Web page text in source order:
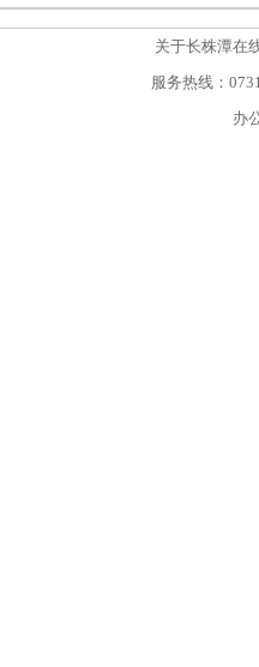
关于长株潭在
服务热线：
办